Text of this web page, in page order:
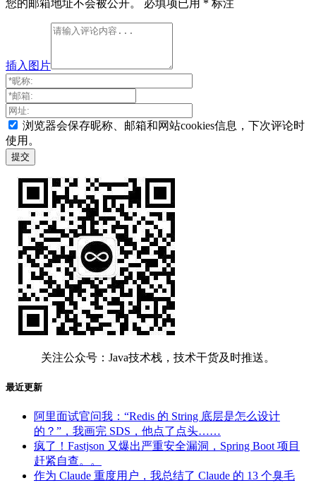
您的邮箱地址不会被公开。 必填项已用 * 标注
插入图片
浏览器会保存昵称、邮箱和网站cookies信息，下次评论时
使用。
关注公众号：Java技术栈，技术干货及时推送。
最近更新
阿里面试官问我：“Redis 的 String 底层是怎么设计
的？”，我画完 SDS，他点了点头……
疯了！Fastjson 又爆出严重安全漏洞，Spring Boot 项目
赶紧自查。。
作为 Claude 重度用户，我总结了 Claude 的 13 个臭毛